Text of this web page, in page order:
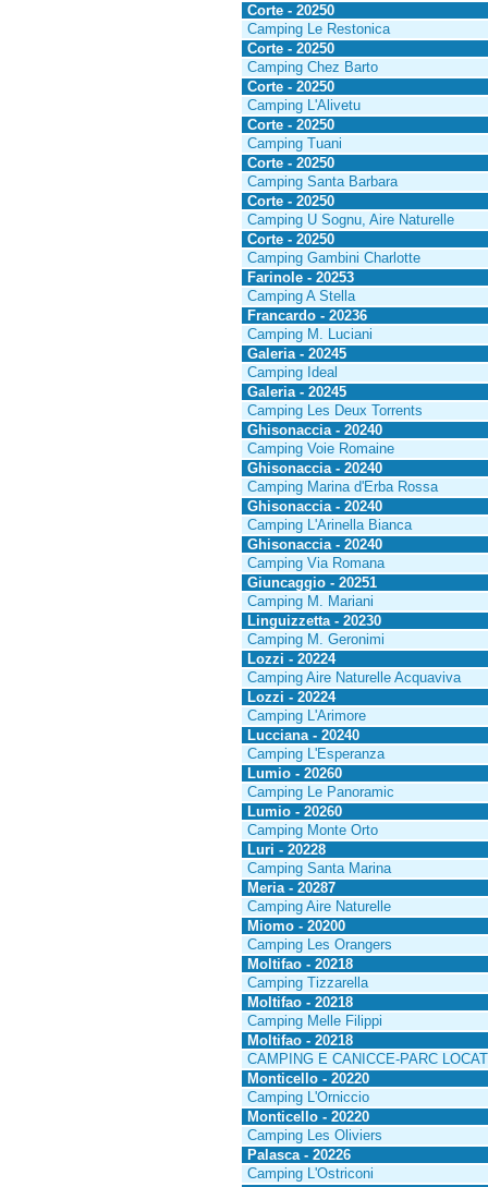
Corte - 20250
Camping Le Restonica
Corte - 20250
Camping Chez Barto
Corte - 20250
Camping L'Alivetu
Corte - 20250
Camping Tuani
Corte - 20250
Camping Santa Barbara
Corte - 20250
Camping U Sognu, Aire Naturelle
Corte - 20250
Camping Gambini Charlotte
Farinole - 20253
Camping A Stella
Francardo - 20236
Camping M. Luciani
Galeria - 20245
Camping Ideal
Galeria - 20245
Camping Les Deux Torrents
Ghisonaccia - 20240
Camping Voie Romaine
Ghisonaccia - 20240
Camping Marina d'Erba Rossa
Ghisonaccia - 20240
Camping L'Arinella Bianca
Ghisonaccia - 20240
Camping Via Romana
Giuncaggio - 20251
Camping M. Mariani
Linguizzetta - 20230
Camping M. Geronimi
Lozzi - 20224
Camping Aire Naturelle Acquaviva
Lozzi - 20224
Camping L'Arimore
Lucciana - 20240
Camping L'Esperanza
Lumio - 20260
Camping Le Panoramic
Lumio - 20260
Camping Monte Orto
Luri - 20228
Camping Santa Marina
Meria - 20287
Camping Aire Naturelle
Miomo - 20200
Camping Les Orangers
Moltifao - 20218
Camping Tizzarella
Moltifao - 20218
Camping Melle Filippi
Moltifao - 20218
CAMPING E CANICCE-PARC
Monticello - 20220
Camping L'Orniccio
Monticello - 20220
Camping Les Oliviers
Palasca - 20226
Camping L'Ostriconi